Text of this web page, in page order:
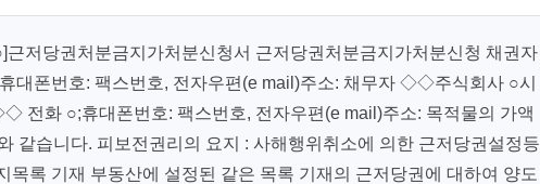
저당권처분금지가처분신청서 근저당권처분금지가처분신청 채권자
대폰번호: 팩스번호, 전자우편(e mail)주소: 채무자 ◇◇주식회사 ○시
화 ○;휴대폰번호: 팩스번호, 전자우편(e mail)주소: 목적물의 가액
같습니다. 피보전권리의 요지 : 사해행위취소에 의한 근저당권설정등
목록 기재 부동산에 설정된 같은 목록 기재의 근저당권에 대하여 양도